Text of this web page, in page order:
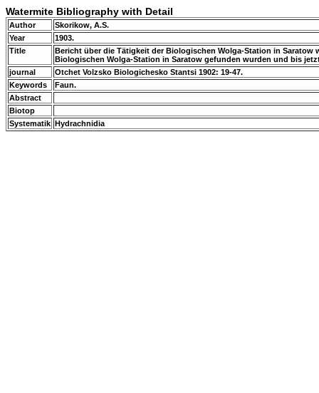
Watermite Bibliography with Detail
Author
Skorikow, A.S.
Year
1903.
Title
Bericht über die Tätigkeit der Biologischen Wolga-Station in Saratow
Biologischen Wolga-Station in Saratow gefunden wurden und bis
journal
Otchet Volzsko Biologichesko Stantsi 1902: 19-47.
Keywords
Faun.
Abstract
Biotop
Systematik Hydrachnidia